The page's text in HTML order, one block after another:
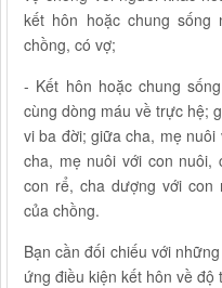
kết hôn hoặc chung
chồng, có vợ;
- Kết hôn hoặc chung
cùng dòng máu về trực hệ;
vi ba đời; giữa cha, mẹ
cha, mẹ nuôi với con nuôi,
con rể, cha dượng với con
của chồng.
Bạn cần đối chiếu với
ứng điều kiện kết hôn về độ